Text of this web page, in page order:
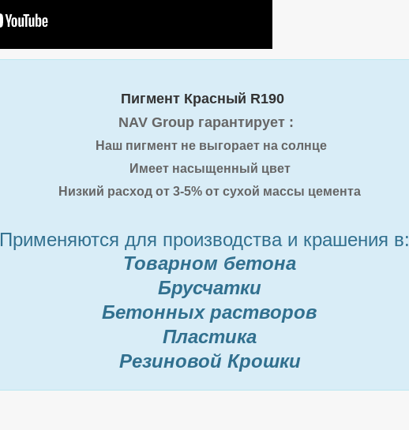
Пигмент Красный R190
NAV Group гарантирует :
Наш пигмент не выгорает на солнце
Имеет насыщенный цвет
Низкий расход от 3-5% от сухой массы цемента
Применяются для производства и крашения в:
Товарном бетона
Брусчатки
Бетонных растворов
Пластика
Резиновой Крошки